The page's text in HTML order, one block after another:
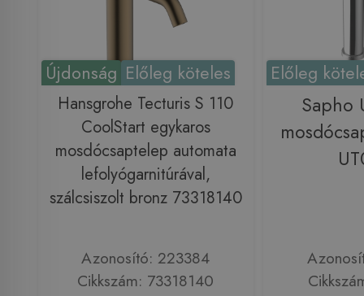
Újdonság Előleg köteles
Hansgrohe Tecturis S 110
CoolStart egykaros
mosdócsaptelep automata
lefolyógarnitúrával,
szálcsiszolt bronz 73318140
Azonosító: 223384
Cikkszám: 73318140
Előleg
Sapho